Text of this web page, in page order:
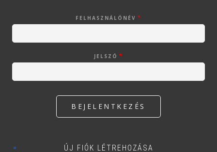
FELHASZNÁLÓNÉV
JELSZÓ
ÚJ FIÓK LÉTREHOZÁSA